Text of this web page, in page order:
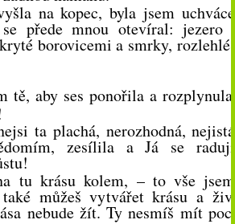
na kopec, byla jsem
přede mnou otevíral: jezero
borovicemi a smrky,
tě, aby ses ponořila a
ta plachá, nerozhodná,
zesílila a Já se
tu krásu kolem, – to vše
můžeš vytvářet krásu a
nebude žít. Ty nesmíš mít